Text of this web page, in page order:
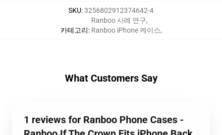
SKU:3256802912374642-4
카테고리:
Ranboo 사례 연구,
Ranboo iPhone 케이스,
What Customers Say
1 reviews for Ranboo Phone Cases -